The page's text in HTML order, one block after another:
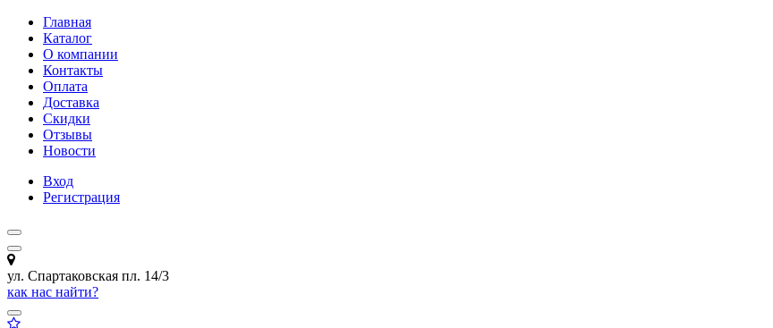
Главная
Каталог
О компании
Контакты
Оплата
Доставка
Скидки
Отзывы
Новости
Вход
Регистрация
ул. Спартаковская пл. 14/3
как нас найти?